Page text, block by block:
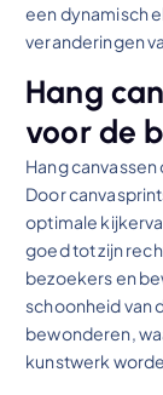
een dynamisch
veranderingen
Hang
voor de
Hang
Door
optimale
goed tot zijn
bezoekers en
schoonheid van
bewonderen,
kunstwerk